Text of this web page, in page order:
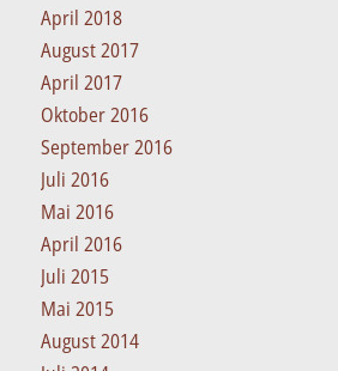
April 2018
August 2017
April 2017
Oktober 2016
September 2016
Juli 2016
Mai 2016
April 2016
Juli 2015
Mai 2015
August 2014